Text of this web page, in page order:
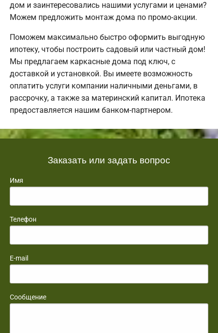
дом и заинтересовались нашими услугами и ценами?
Можем предложить монтаж дома по промо-акции.
Поможем максимально быстро оформить выгодную
ипотеку, чтобы построить садовый или частный дом!
Мы предлагаем каркасные дома под ключ, с
доставкой и установкой. Вы имеете возможность
оплатить услуги компании наличными деньгами, в
рассрочку, а также за материнский капитал. Ипотека
предоставляется нашим банком-партнером.
Заказать или задать вопрос
Имя
Телефон
E-mail
Сообщение